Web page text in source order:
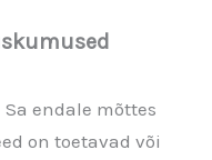
endale mõttes
on toetavad või